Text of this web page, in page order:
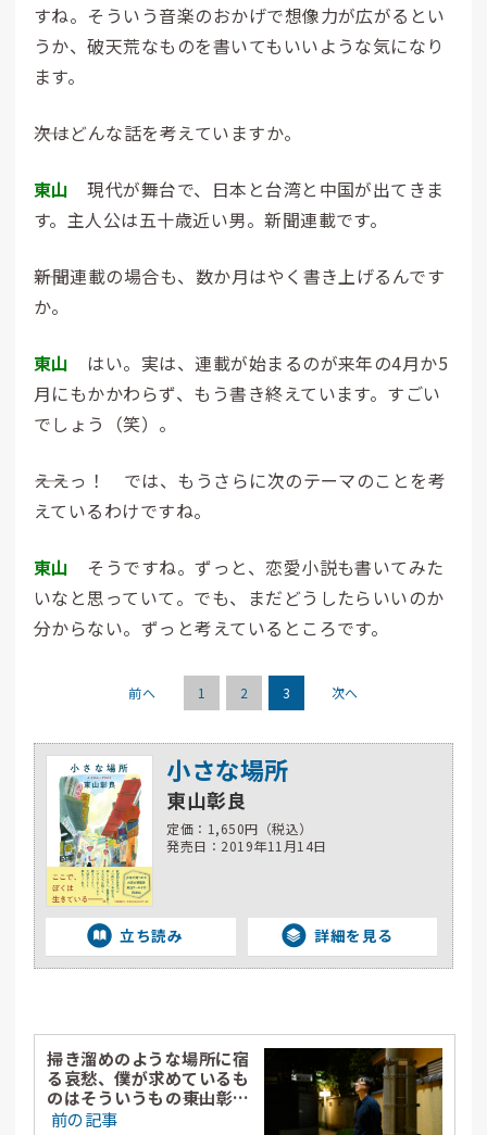
すね。そういう音楽のおかげで想像力が広がるとい
うか、破天荒なものを書いてもいいような気になり
ます。
――次はどんな話を考えていますか。
東山 現代が舞台で、日本と台湾と中国が出てきま
す。主人公は五十歳近い男。新聞連載です。
――新聞連載の場合も、数か月はやく書き上げるんです
か。
東山 はい。実は、連載が始まるのが来年の4月か5
月にもかかわらず、もう書き終えています。すごい
でしょう（笑）。
――ええっ！ では、もうさらに次のテーマのことを考
えているわけですね。
東山 そうですね。ずっと、恋愛小説も書いてみた
いなと思っていて。でも、まだどうしたらいいのか
分からない。ずっと考えているところです。
前へ 1 2 3 次へ
小さな場所
東山彰良
定価：1,650円（税込）
発売日：2019年11月14日
立ち読み 詳細を見る
掃き溜めのような場所に宿
る哀愁、僕が求めているも
のはそういうもの――東山彰良
（前篇）
前の記事